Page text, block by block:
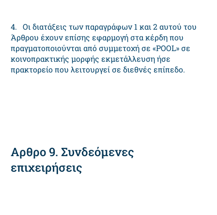
4. Οι διατάξεις των παραγράφων 1 και 2 αυτού του
Άρθρου έχουν επίσης εφαρμογή στα κέρδη που
πραγματοποιούνται από συμμετοχή σε «POOL» σε
κοινοπρακτικής μορφής εκμετάλλευση ήσε
πρακτορείο που λειτουργεί σε διεθνές επίπεδο.
Αρθρο 9. Συνδεόμενες
επιχειρήσεις